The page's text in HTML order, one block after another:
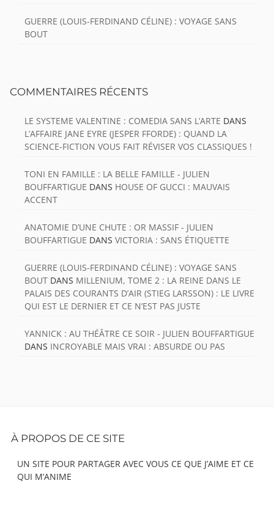
GUERRE (LOUIS-FERDINAND CÉLINE) : VOYAGE SANS
BOUT
COMMENTAIRES RÉCENTS
LE SYSTEME VALENTINE : COMEDIA SANS L’ARTE DANS
L’AFFAIRE JANE EYRE (JESPER FFORDE) : QUAND LA
SCIENCE-FICTION VOUS FAIT RÉVISER VOS CLASSIQUES !
TONI EN FAMILLE : LA BELLE FAMILLE - JULIEN
BOUFFARTIGUE DANS HOUSE OF GUCCI : MAUVAIS
ACCENT
ANATOMIE D’UNE CHUTE : OR MASSIF - JULIEN
BOUFFARTIGUE DANS VICTORIA : SANS ÉTIQUETTE
GUERRE (LOUIS-FERDINAND CÉLINE) : VOYAGE SANS
BOUT DANS MILLENIUM, TOME 2 : LA REINE DANS LE
PALAIS DES COURANTS D’AIR (STIEG LARSSON) : LE LIVRE
QUI EST LE DERNIER ET CE N’EST PAS JUSTE
YANNICK : AU THÉÂTRE CE SOIR - JULIEN BOUFFARTIGUE
DANS INCROYABLE MAIS VRAI : ABSURDE OU PAS
Content
À PROPOS DE CE SITE
UN SITE POUR PARTAGER AVEC VOUS CE QUE J’AIME ET CE
QUI M’ANIME